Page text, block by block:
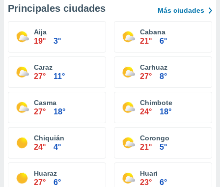
Principales ciudades Más ciudades
Aija
19° 3°
Cabana
21° 6°
Caraz
27° 11°
Carhuaz
27° 8°
Casma
27° 18°
Chimbote
24° 18°
Chiquián
24° 4°
Corongo
21° 5°
Huaraz
27° 6°
Huari
23° 6°